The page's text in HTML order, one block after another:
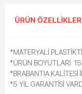
ÜRÜN
*MATERYALİ
*ÜRÜN BOYUTLARI:
*BRABANTIA KALİTESİ
*5 YIL GARANTİSİ